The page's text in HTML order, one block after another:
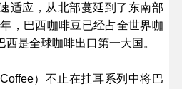
适应，从北部蔓延到了东南部
，巴西咖啡豆已经占全世界咖
是全球咖啡出口第一大国。
）不止在挂耳系列中将巴